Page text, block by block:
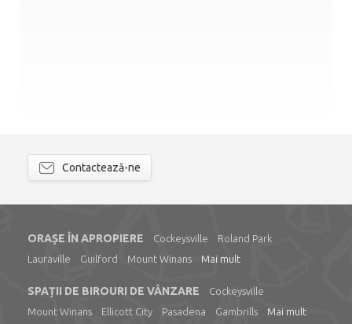
Contactează-ne
ORAȘE ÎN APROPIERE Cockeysville
Roland Park
Lauraville
Guilford Mount Winans Mai mult
SPAȚII DE BIROURI DE VÂNZARE
Cockeysville
Mount Winans
Ellicott City Pasadena Gambrills Mai mult